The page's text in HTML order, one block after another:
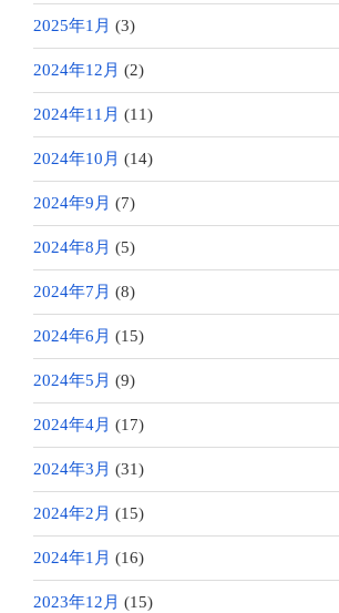
2025年1月 (3)
2024年12月 (2)
2024年11月 (11)
2024年10月 (14)
2024年9月 (7)
2024年8月 (5)
2024年7月 (8)
2024年6月 (15)
2024年5月 (9)
2024年4月 (17)
2024年3月 (31)
2024年2月 (15)
2024年1月 (16)
2023年12月 (15)